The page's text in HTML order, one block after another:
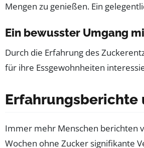
Mengen zu genießen. Ein
Ein bewusster Umgang
Durch die Erfahrung des
für ihre Essgewohnheiten
Erfahrungsberichte
Immer mehr Menschen berichten
Wochen ohne Zucker signifikante